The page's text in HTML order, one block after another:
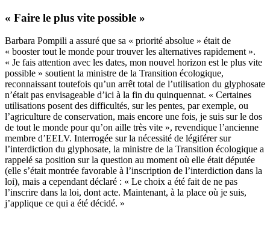
« Faire le plus vite possible »
Barbara Pompili a assuré que sa « priorité absolue » était de
« booster tout le monde pour trouver les alternatives rapidement ».
« Je fais attention avec les dates, mon nouvel horizon est le plus vite
possible » soutient la ministre de la Transition écologique,
reconnaissant toutefois qu’un arrêt total de l’utilisation du glyphosate
n’était pas envisageable d’ici à la fin du quinquennat. « Certaines
utilisations posent des difficultés, sur les pentes, par exemple, ou
l’agriculture de conservation, mais encore une fois, je suis sur le dos
de tout le monde pour qu’on aille très vite », revendique l’ancienne
membre d’EELV. Interrogée sur la nécessité de légiférer sur
l’interdiction du glyphosate, la ministre de la Transition écologique a
rappelé sa position sur la question au moment où elle était députée
(elle s’était montrée favorable à l’inscription de l’interdiction dans la
loi), mais a cependant déclaré : « Le choix a été fait de ne pas
l’inscrire dans la loi, dont acte. Maintenant, à la place où je suis,
j’applique ce qui a été décidé. »